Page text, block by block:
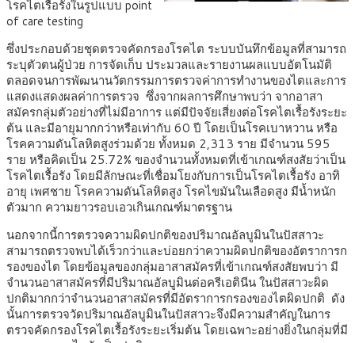
โรคไตเรื้อรังในรูปแบบ point
of care testing
ซึ่งประกอบด้วยชุดตรวจคัดกรองโรคไต ระบบบันทึกข้อมูลที่สามารถ
ระบุตัวตนผู้ป่วย การจัดเก็บ ประมวลและรายงานผลแบบอัตโนมัติ
ตลอดจนการพัฒนานวัตกรรมการตรวจค่าการทำงานของไตและการ
แสดงแสดงผลค่าการตรวจ ซึ่งจากผลการศึกษาพบว่า จากอาสา
สมัครกลุ่มตัวอย่างที่ไม่มีอาการ แต่มีปัจจัยเสี่ยงต่อโรคไตเรื้อรังระยะ
ต้น และมีอายุมากกว่าหรือเท่ากับ 60 ปี โดยเป็นโรคเบาหวาน หรือ
โรคความดันโลหิตสูงร่วมด้วย ทั้งหมด 2,313 ราย มีจำนวน 595
ราย หรือคิดเป็น 25.72% ของจำนวนทั้งหมดที่เข้าเกณฑ์สงสัยว่าเป็น
โรคไตเรื้อรัง โดยมีลักษณะที่เชื่อมโยงกับการเป็นโรคไตเรื้อรัง อาทิ
อายุ เพศชาย โรคความดันโลหิตสูง โรคไขมันในเลือดสูง มีน้ำหนัก
ตัวมาก ความยาวรอบเอวเกินเกณฑ์มาตรฐาน
นอกจากนี้การตรวจความผิดปกติของปริมาณอัลบูมินในปัสสาวะ
สามารถตรวจพบได้เร็วกว่าและบ่อยกว่าความผิดปกติของอัตราการก
รองของไต โดยข้อมูลของกลุ่มอาสาสมัครที่เข้าเกณฑ์สงสัยพบว่า มี
จำนวนอาสาสมัครที่มีปริมาณอัลบูมินต่อครีเอตินีน ในปัสสาวะผิด
ปกติมากกว่าจำนวนอาสาสมัครที่มีอัตราการกรองของไตผิดปกติ ดัง
นั้นการตรวจวัดปริมาณอัลบูมินในปัสสาวะจึงมีความสำคัญในการ
ตรวจคัดกรองโรคไตเรื้อรังระยะเริ่มต้น โดยเฉพาะอย่างยิ่งในกลุ่มที่มี